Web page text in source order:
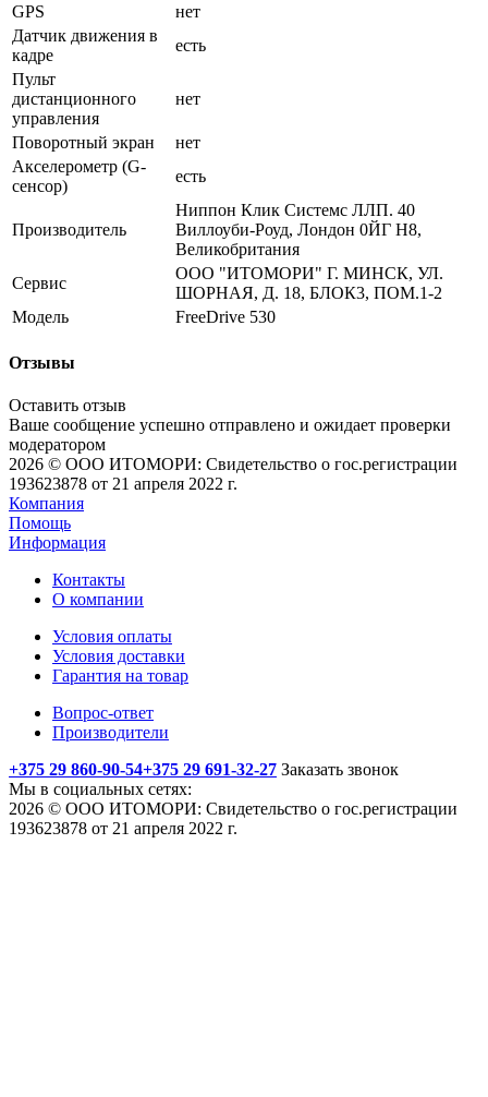
GPS
нет
Датчик движения в
кадре
есть
Пульт
дистанционного
управления
нет
Поворотный экран
нет
Акселерометр (G-
сенсор)
есть
Производитель
Ниппон Клик Системс ЛЛП. 40
Виллоуби-Роуд, Лондон 0ЙГ Н8,
Великобритания
Сервис
ООО "ИТОМОРИ" Г. МИНСК, УЛ.
ШОРНАЯ, Д. 18, БЛОК3, ПОМ.1-2
Модель
FreeDrive 530
Отзывы
Оставить отзыв
Ваше сообщение успешно отправлено и ожидает проверки
модератором
2026 © ООО ИТОМОРИ: Свидетельство о гос.регистрации
193623878 от 21 апреля 2022 г.
Компания
Помощь
Информация
Контакты
О компании
Условия оплаты
Условия доставки
Гарантия на товар
Вопрос-ответ
Производители
+375 29 860-90-54+375 29 691-32-27 Заказать звонок
Мы в социальных сетях:
2026 © ООО ИТОМОРИ: Свидетельство о гос.регистрации
193623878 от 21 апреля 2022 г.